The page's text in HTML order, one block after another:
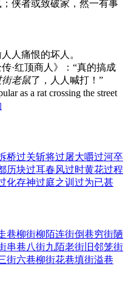
侠者或致破家，然一有事
人痛恨的坏人。
·红顶商人》：“真的搞成
街老鼠了，人人喊打！”
as a rat crossing the street
桥过关斩将过屠大嚼过河卒
历块过耳春风过时黄花过程
化存神过庭之训 过为已甚
巷柳街柳陌连街倒巷穷街陋
串巷八街九陌老街旧邻笼街
街六巷柳街花巷填街溢巷